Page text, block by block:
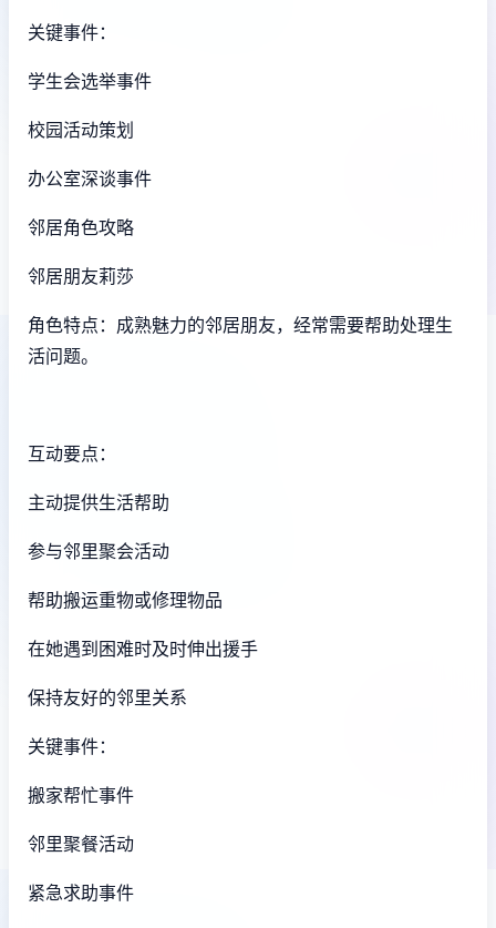
关键事件：
学生会选举事件
校园活动策划
办公室深谈事件
邻居角色攻略
邻居朋友莉莎
角色特点：成熟魅力的邻居朋友，经常需要帮助处理生
活问题。
互动要点：
主动提供生活帮助
参与邻里聚会活动
帮助搬运重物或修理物品
在她遇到困难时及时伸出援手
保持友好的邻里关系
关键事件：
搬家帮忙事件
邻里聚餐活动
紧急求助事件